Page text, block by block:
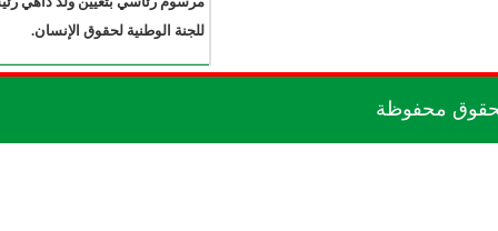
للجنة الوطنية لحقوق الإنسان.